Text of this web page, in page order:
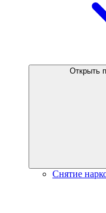
Открыть
Снятие